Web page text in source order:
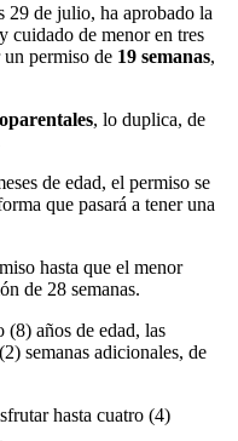
29 de julio, ha aprobado la
cuidado de menor en tres
un permiso de 19 semanas,
, lo duplica, de
de edad, el permiso se
que pasará a tener una
hasta que el menor
de 28 semanas.
(8) años de edad, las
semanas adicionales, de
hasta cuatro (4)